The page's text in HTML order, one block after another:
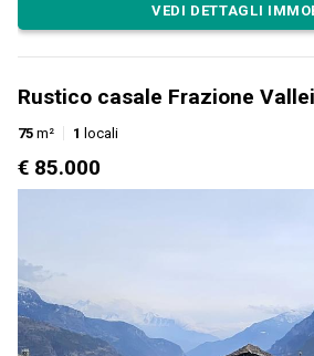
VEDI DETTAGLI
Rustico casale Frazione
75 m² 1 locali
€ 85.000